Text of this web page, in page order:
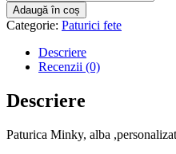
Adaugă în coș
Categorie: Paturici fete
Descriere
Recenzii (0)
Descriere
Paturica Minky, alba